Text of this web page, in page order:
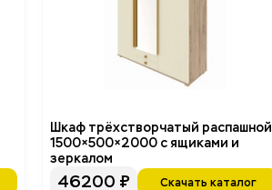
Шкаф трёхстворчатый распашной
1500×500×2000 с ящиками и
зеркалом
46200 ₽ Скачать каталог